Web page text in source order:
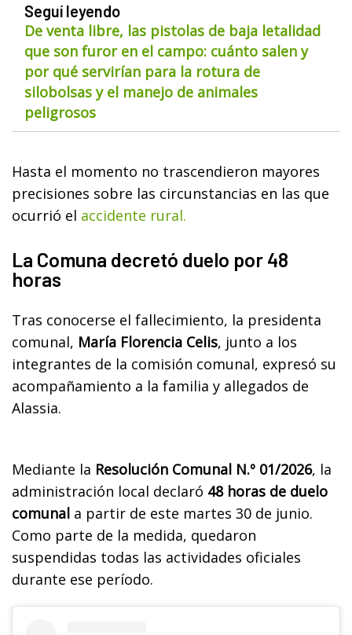
Seguí leyendo
De venta libre, las pistolas de baja letalidad
que son furor en el campo: cuánto salen y
por qué servirían para la rotura de
silobolsas y el manejo de animales
peligrosos
Hasta el momento no trascendieron mayores
precisiones sobre las circunstancias en las que
ocurrió el accidente rural.
La Comuna decretó duelo por 48
horas
Tras conocerse el fallecimiento, la presidenta
comunal, María Florencia Celis, junto a los
integrantes de la comisión comunal, expresó su
acompañamiento a la familia y allegados de
Alassia.
Mediante la Resolución Comunal N.º 01/2026, la
administración local declaró 48 horas de duelo
comunal a partir de este martes 30 de junio.
Como parte de la medida, quedaron
suspendidas todas las actividades oficiales
durante ese período.